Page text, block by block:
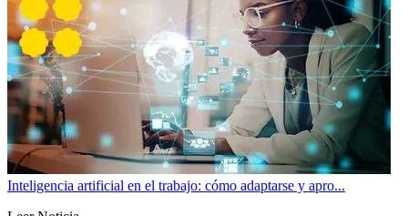
Inteligencia artificial en el trabajo: cómo adaptarse y apro...